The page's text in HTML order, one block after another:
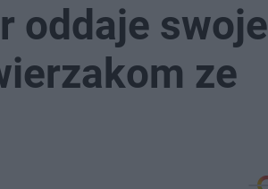
oddaje swoje
ze